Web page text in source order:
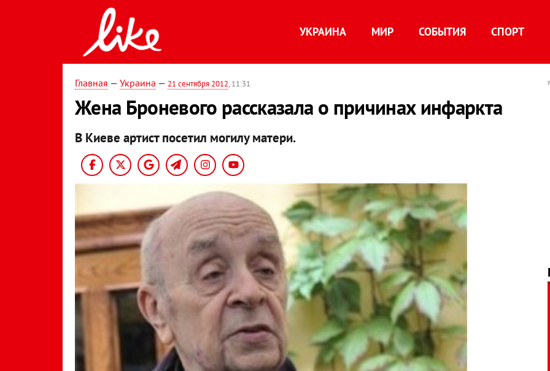
УКРАИНА МИР СОБЫТИЯ СПОРТ
Главная — Украина — 21 сентября 2012, 11:31
Жена Броневого рассказала о причинах инфаркта
В Киеве артист посетил могилу матери.